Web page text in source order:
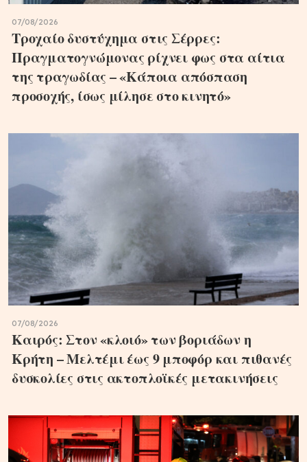
07/08/2026
Τροχαίο δυστύχημα στις Σέρρες:
Πραγματογνώμονας ρίχνει φως στα αίτια
της τραγωδίας – «Κάποια απόσπαση
προσοχής, ίσως μίλησε στο κινητό»
07/08/2026
Καιρός: Στον «κλοιό» των βοριάδων η
Κρήτη – Μελτέμι έως 9 μποφόρ και πιθανές
δυσκολίες στις ακτοπλοϊκές μετακινήσεις